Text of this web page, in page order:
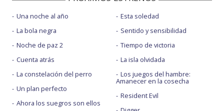
Una noche al año
La bola negra
Noche de paz 2
Cuenta atrás
La constelación del perro
Un plan perfecto
Ahora los suegros son ellos
Esta soledad
Sentido y sensibilidad
Tiempo de victoria
La isla olvidada
Los juegos del hambre:
Amanecer en la cosecha
Resident Evil